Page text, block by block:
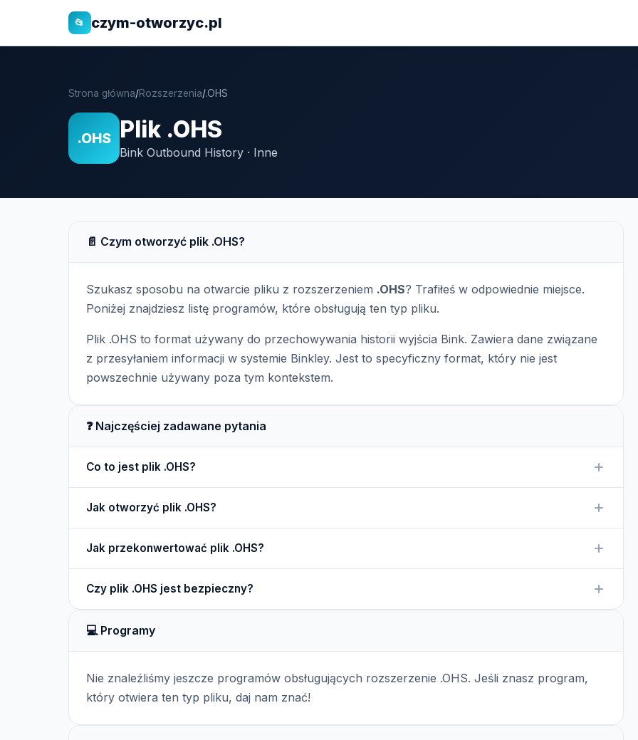
📂 czym-otworzyc.pl
Strona główna/Rozszerzenia/.OHS
.OHS Plik .OHS
Bink Outbound History · Inne
📄 Czym otworzyć plik .OHS?
Szukasz sposobu na otwarcie pliku z rozszerzeniem .OHS? Trafiłeś w odpowiednie miejsce.
Poniżej znajdziesz listę programów, które obsługują ten typ pliku.
Plik .OHS to format używany do przechowywania historii wyjścia Bink. Zawiera dane związane
z przesyłaniem informacji w systemie Binkley. Jest to specyficzny format, który nie jest
powszechnie używany poza tym kontekstem.
❓ Najczęściej zadawane pytania
Co to jest plik .OHS?
przesyłanych danych w systemach Binkley.
Jak otworzyć plik .OHS?
najczęściej programów związanych z Binkley.
Jak przekonwertować plik .OHS?
format do bardziej powszechnych formatów, takich jak .txt lub .csv.
Czy plik .OHS jest bezpieczny?
upewnić się, że nie zawierają wirusów.
💻 Programy
Nie znaleźliśmy jeszcze programów obsługujących rozszerzenie .OHS. Jeśli znasz program,
który otwiera ten typ pliku, daj nam znać!